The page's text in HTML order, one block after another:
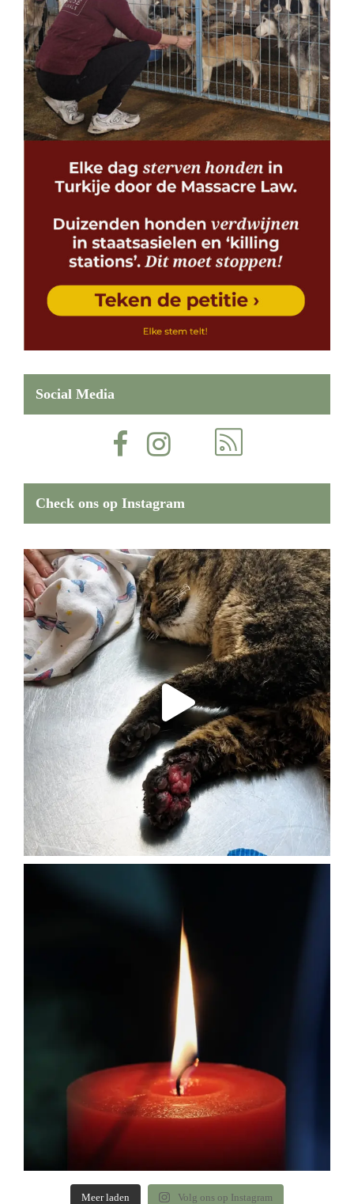
Social Media
Check ons op Instagram
Meer laden Volg ons op Instagram